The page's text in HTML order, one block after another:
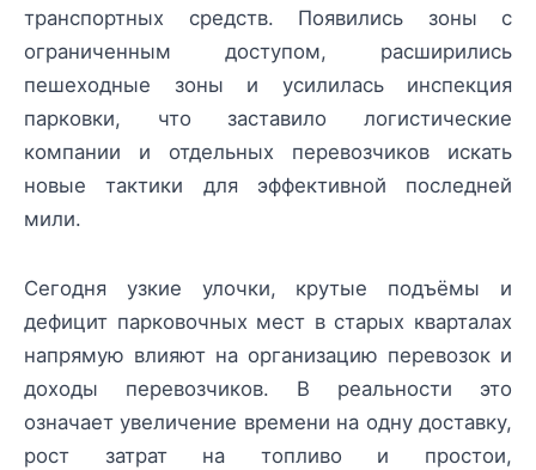
транспортных средств. Появились зоны с
ограниченным доступом, расширились
пешеходные зоны и усилилась инспекция
парковки, что заставило логистические
компании и отдельных перевозчиков искать
новые тактики для эффективной последней
мили.
Сегодня узкие улочки, крутые подъёмы и
дефицит парковочных мест в старых кварталах
напрямую влияют на организацию перевозок и
доходы перевозчиков. В реальности это
означает увеличение времени на одну доставку,
рост затрат на топливо и простои,